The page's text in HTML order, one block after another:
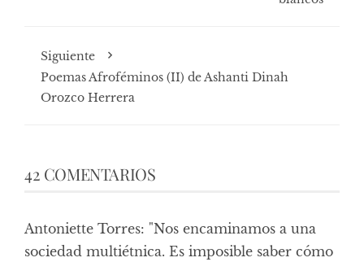
Siguiente
Poemas Afroféminos (II) de Ashanti Dinah
Orozco Herrera
42 COMENTARIOS
Antoniette Torres: "Nos encaminamos a una
sociedad multiétnica. Es imposible saber cómo